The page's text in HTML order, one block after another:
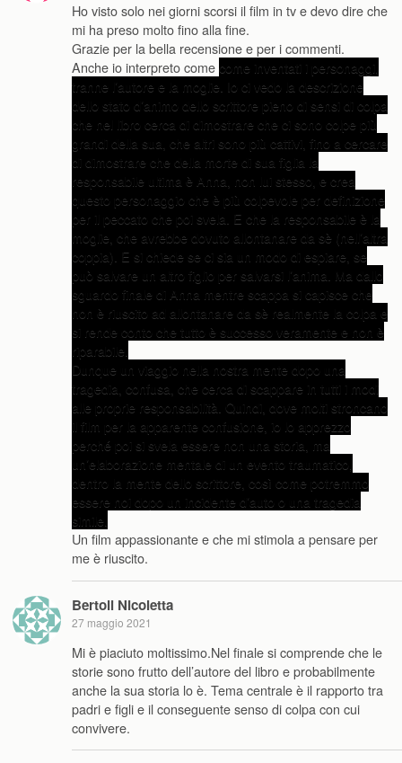
Ho visto solo nei giorni scorsi il film in tv e devo dire che
mi ha preso molto fino alla fine.
Grazie per la bella recensione e per i commenti.
Anche io interpreto come come inventati i personaggi,
tranne l’autore e la moglie. Io ci vedo la descrizione
dello stato d’animo dello scrittore pieno di sensi di colpa
che nel libro cerca di dimostrare che ci sono colpe più
grandi della sua, che altri sono più cattivi, fino a cercare
di dimostrare che della morte di sua figlia la
responsabile ultima è Anna, non lui stesso, e crea
questo personaggio che è più colpevole per definizione
per il peccato che poi svela. E che la responsabile è la
moglie, che avrebbe dovuto allontanare da sè (nell’altra
coppia). E si chiede se ci sia un modo di espiare, se
può salvare un altro figlio per salvarsi l’anima. Ma dallo
sguardo finale di Anna mentre scappa si capisce che
non è riuscito ad allontanare da sè realmente la colpa e
si rende conto che tutto è successo veramente e non è
riparabile.
Dunque un viaggio nella nostra mente dopo una
tragedia, confusa, che cerca di scappare in tutti i modi
alle proprie responsabilità. Quindi, dove molti stroncano
il film per la apparente confusione, io lo apprezzo
perché poi si svela essere non una storia, ma
un’elaborazione mentale di un evento traumatico,
dentro la mente dello scrittore, così come potremmo
essere noi dopo un incidente d’auto o una tragedia
simile.
Un film appassionante e che mi stimola a pensare per
me è riuscito.
Bertoli Nicoletta
27 maggio 2021
Mi è piaciuto moltissimo.Nel finale si comprende che le
storie sono frutto dell’autore del libro e probabilmente
anche la sua storia lo è. Tema centrale è il rapporto tra
padri e figli e il conseguente senso di colpa con cui
convivere.